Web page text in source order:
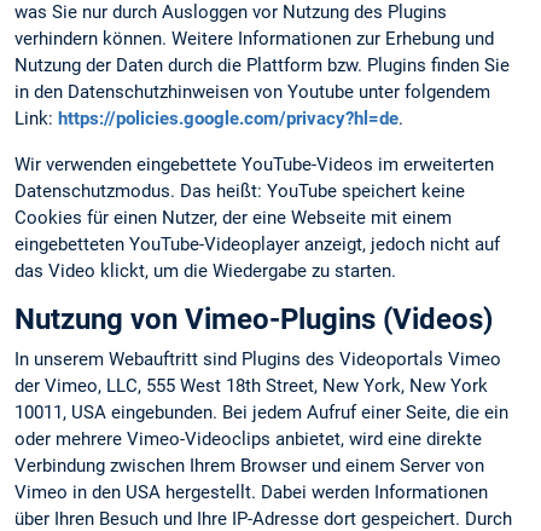
was Sie nur durch Ausloggen vor Nutzung des Plugins
verhindern können. Weitere Informationen zur Erhebung und
Nutzung der Daten durch die Plattform bzw. Plugins finden Sie
in den Datenschutzhinweisen von Youtube unter folgendem
Link: https://policies.google.com/privacy?hl=de.
Wir verwenden eingebettete YouTube-Videos im erweiterten
Datenschutzmodus. Das heißt: YouTube speichert keine
Cookies für einen Nutzer, der eine Webseite mit einem
eingebetteten YouTube-Videoplayer anzeigt, jedoch nicht auf
das Video klickt, um die Wiedergabe zu starten.
Nutzung von Vimeo-Plugins (Videos)
In unserem Webauftritt sind Plugins des Videoportals Vimeo
der Vimeo, LLC, 555 West 18th Street, New York, New York
10011, USA eingebunden. Bei jedem Aufruf einer Seite, die ein
oder mehrere Vimeo-Videoclips anbietet, wird eine direkte
Verbindung zwischen Ihrem Browser und einem Server von
Vimeo in den USA hergestellt. Dabei werden Informationen
über Ihren Besuch und Ihre IP-Adresse dort gespeichert. Durch